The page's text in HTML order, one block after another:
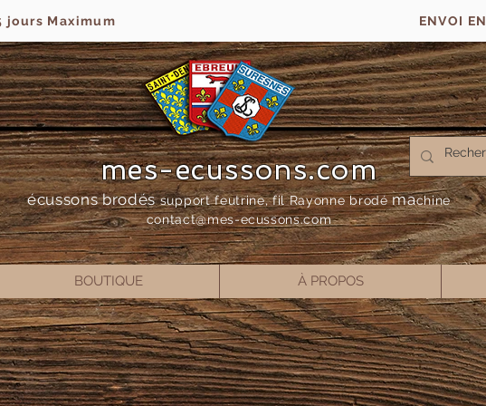
jours Maximum ENVOI
mes-ecussons.com
écussons brodés support feutrine, fil Rayonne brodémachine
contact@mes-ecussons.com
BOUTIQUE À PROPOS